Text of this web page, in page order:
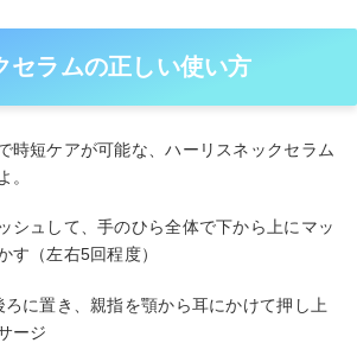
セラムの正しい使い方
時短ケアが可能な、ハーリスネックセラム
。
シュして、手のひら全体で下から上にマッ
す（左右5回程度）
ろに置き、親指を顎から耳にかけて押し上
ージ